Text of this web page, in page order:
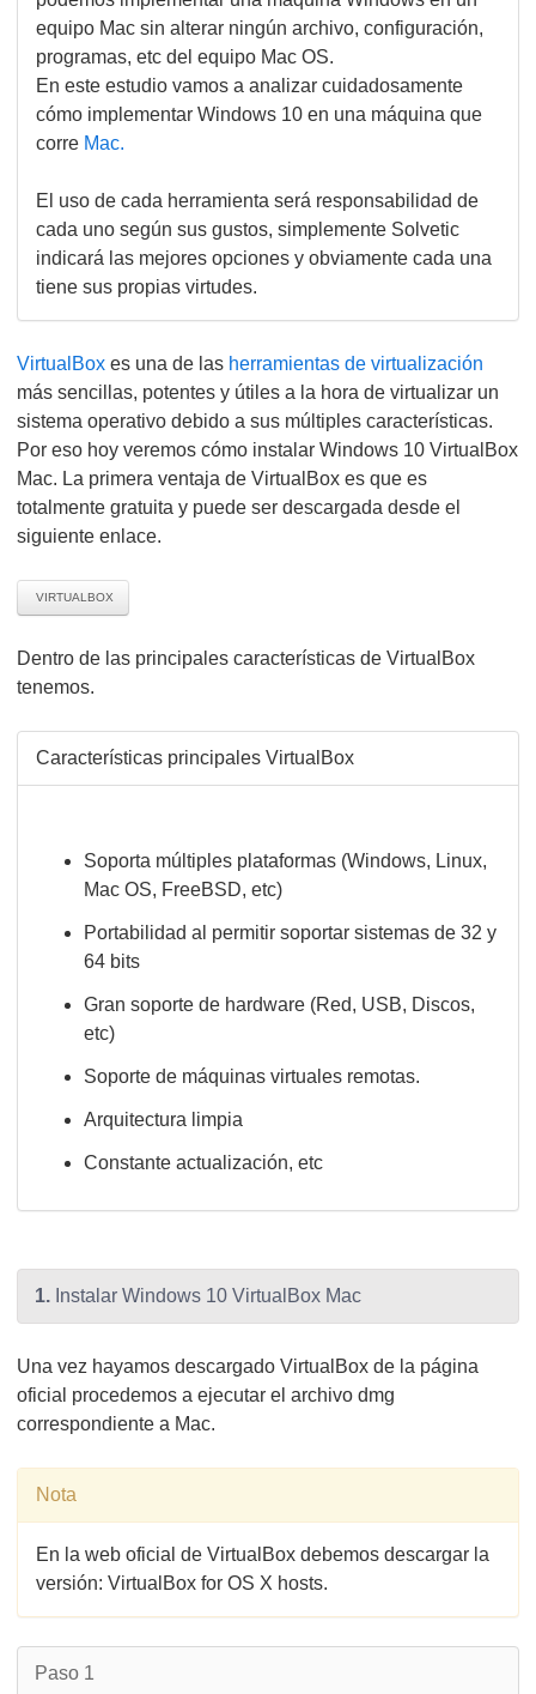
equipo Mac sin alterar ningún archivo, configuración,
programas, etc del equipo Mac OS.
En este estudio vamos a analizar cuidadosamente
cómo implementar Windows 10 en una máquina que
corre Mac.
El uso de cada herramienta será responsabilidad de
cada uno según sus gustos, simplemente Solvetic
indicará las mejores opciones y obviamente cada una
tiene sus propias virtudes.
VirtualBox es una de las herramientas de virtualización
más sencillas, potentes y útiles a la hora de virtualizar un
sistema operativo debido a sus múltiples características.
Por eso hoy veremos cómo instalar Windows 10 VirtualBox
Mac. La primera ventaja de VirtualBox es que es
totalmente gratuita y puede ser descargada desde el
siguiente enlace.
VIRTUALBOX
Dentro de las principales características de VirtualBox
tenemos.
Características principales VirtualBox
Soporta múltiples plataformas (Windows, Linux,
Mac OS, FreeBSD, etc)
Portabilidad al permitir soportar sistemas de 32 y
64 bits
Gran soporte de hardware (Red, USB, Discos,
etc)
Soporte de máquinas virtuales remotas.
Arquitectura limpia
Constante actualización, etc
1. Instalar Windows 10 VirtualBox Mac
Una vez hayamos descargado VirtualBox de la página
oficial procedemos a ejecutar el archivo dmg
correspondiente a Mac.
Nota
En la web oficial de VirtualBox debemos descargar la
versión: VirtualBox for OS X hosts.
Paso 1